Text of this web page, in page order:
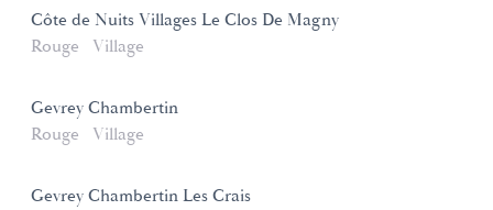
Côte de Nuits Villages Le Clos De Magny
Rouge
Village
Gevrey Chambertin
Rouge
Village
Gevrey Chambertin Les Crais